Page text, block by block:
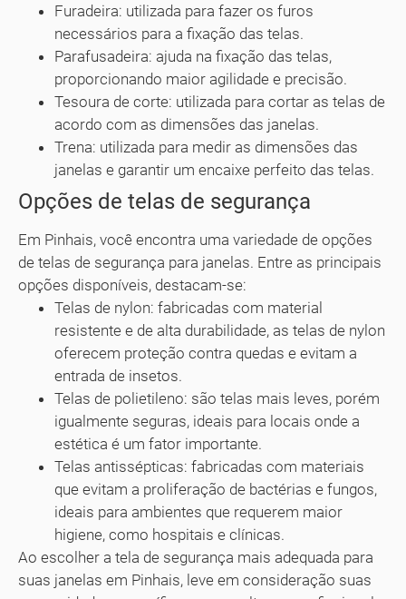
Furadeira: utilizada para fazer os furos
necessários para a fixação das telas.
Parafusadeira: ajuda na fixação das telas,
proporcionando maior agilidade e precisão.
Tesoura de corte: utilizada para cortar as telas de
acordo com as dimensões das janelas.
Trena: utilizada para medir as dimensões das
janelas e garantir um encaixe perfeito das telas.
Opções de telas de segurança
Em Pinhais, você encontra uma variedade de opções
de telas de segurança para janelas. Entre as principais
opções disponíveis, destacam-se:
Telas de nylon: fabricadas com material
resistente e de alta durabilidade, as telas de nylon
oferecem proteção contra quedas e evitam a
entrada de insetos.
Telas de polietileno: são telas mais leves, porém
igualmente seguras, ideais para locais onde a
estética é um fator importante.
Telas antissépticas: fabricadas com materiais
que evitam a proliferação de bactérias e fungos,
ideais para ambientes que requerem maior
higiene, como hospitais e clínicas.
Ao escolher a tela de segurança mais adequada para
suas janelas em Pinhais, leve em consideração suas